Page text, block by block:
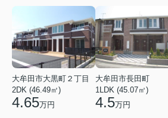
大牟田市大黒町２丁目
2DK (46.49㎡)
4.65万円
大牟田市長田町
1LDK (45.07㎡)
4.5万円